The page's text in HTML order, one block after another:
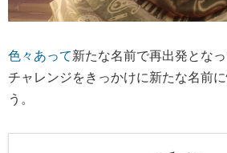
色々あって新たな名前で再出発とな
チャレンジをきっかけに新たな名前
う。